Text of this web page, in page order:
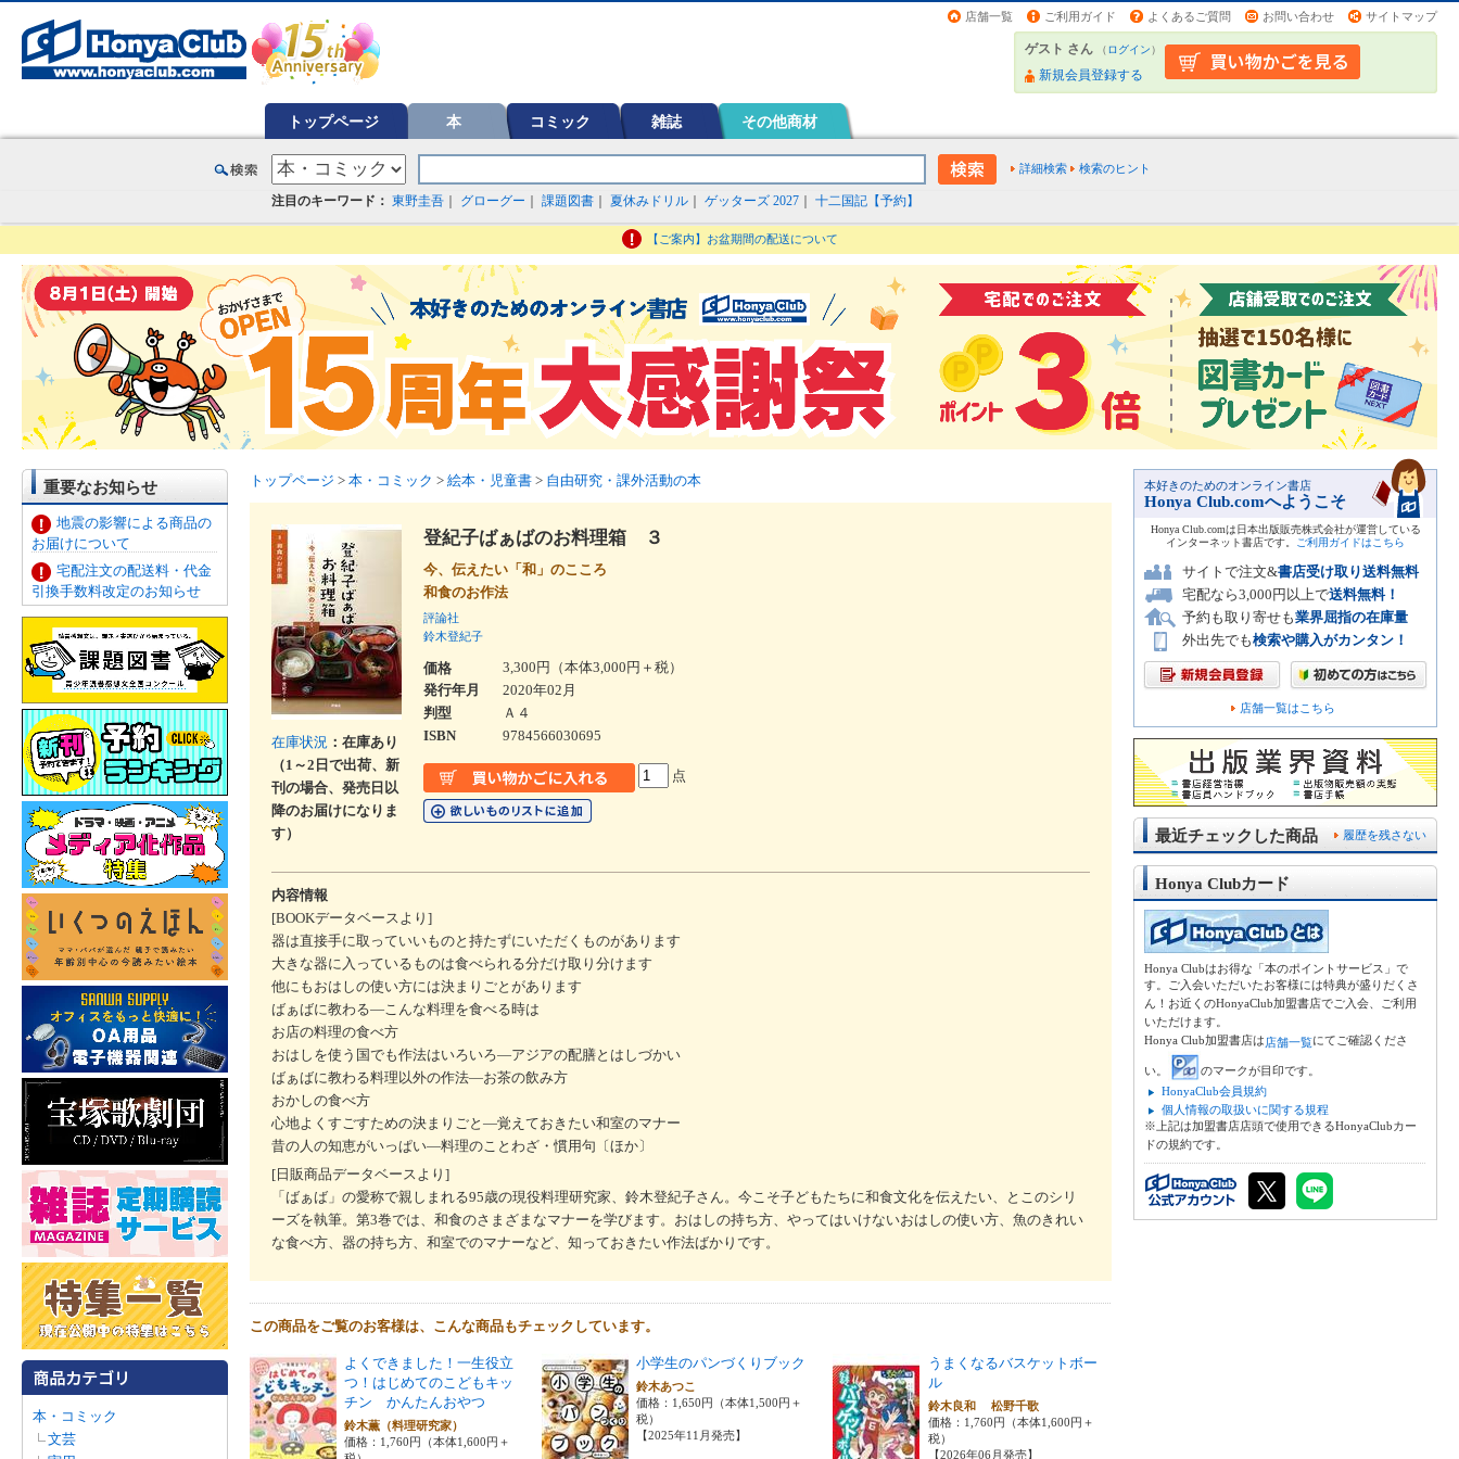
店舗一覧 ご利用ガイド よくあるご質問 お問い合わせ サイトマップ
ゲスト さん （ログイン）
新規会員登録する
トップページ 本 コミック 雑誌 その他商材
詳細検索 検索のヒント
注目のキーワード： 東野圭吾 グローグー 課題図書 夏休みドリル ゲッターズ 2027 十二国記【予約】
【ご案内】お盆期間の配送について
重要なお知らせ
地震の影響による商品の
お届けについて
宅配注文の配送料・代金
引換手数料改定のお知らせ
本・コミック
文芸
トップページ > 本・コミック > 絵本・児童書 > 自由研究・課外活動の本
在庫状況 ：在庫あり
（1～2日で出荷、新
刊の場合、発売日以
降のお届けになりま
す）
登紀子ばぁばのお料理箱 ３
今、伝えたい「和」のこころ
和食のお作法
評論社
鈴木登紀子
価格
3,300円（本体3,000円＋税）
発行年月
2020年02月
判型
Ａ４
ISBN
9784566030695
点
内容情報
[BOOKデータベースより]
器は直接手に取っていいものと持たずにいただくものがあります
大きな器に入っているものは食べられる分だけ取り分けます
他にもおはしの使い方には決まりごとがあります
ばぁばに教わる―こんな料理を食べる時は
お店の料理の食べ方
おはしを使う国でも作法はいろいろ―アジアの配膳とはしづかい
ばぁばに教わる料理以外の作法―お茶の飲み方
おかしの食べ方
心地よくすごすための決まりごと―覚えておきたい和室のマナー
昔の人の知恵がいっぱい―料理のことわざ・慣用句〔ほか〕
[日販商品データベースより]
「ばぁば」の愛称で親しまれる95歳の現役料理研究家、鈴木登紀子さん。今こそ子どもたちに和食文化を伝えたい、とこのシリ
ーズを執筆。第3巻では、和食のさまざまなマナーを学びます。おはしの持ち方、やってはいけないおはしの使い方、魚のきれい
な食べ方、器の持ち方、和室でのマナーなど、知っておきたい作法ばかりです。
この商品をご覧のお客様は、こんな商品もチェックしています。
よくできました！一生役立
つ！はじめてのこどもキッ
チン かんたんおやつ
鈴木薫（料理研究家）
価格：1,760円（本体1,600円＋
小学生のパンづくりブック
鈴木あつこ
価格：1,650円（本体1,500円＋
税）
【2025年11月発売】
うまくなるバスケットボー
ル
鈴木良和 松野千歌
価格：1,760円（本体1,600円＋
税）
【2026年06月発売】
本好きのためのオンライン書店
Honya Club.comへようこそ
Honya Club.comは日本出版販売株式会社が運営している
インターネット書店です。
ご利用ガイドはこちら
サイトで注文&書店受け取り送料無料
宅配なら3,000円以上で送料無料！
予約も取り寄せも業界屈指の在庫量
外出先でも検索や購入がカンタン！
店舗一覧はこちら
履歴を残さない
最近チェックした商品
Honya Clubカード
Honya Clubはお得な「本のポイントサービス」で
す。ご入会いただいたお客様には特典が盛りだくさ
ん！お近くのHonyaClub加盟書店でご入会、ご利用
いただけます。
Honya Club加盟書店は店舗一覧にてご確認くださ
い。
のマークが目印です。
HonyaClub会員規約
個人情報の取扱いに関する規程
※上記は加盟書店店頭で使用できるHonyaClubカー
ドの規約です。